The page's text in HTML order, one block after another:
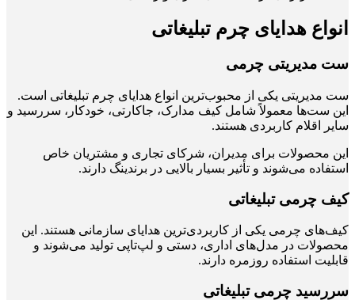
انواع هدایای چرم تبلیغاتی
ست مدیریتی چرمی
ست مدیریتی یکی از محبوب‌ترین انواع هدایای چرم تبلیغاتی است.
این ست‌ها معمولاً شامل کیف مدارک، جاکارتی، خودکار، سررسید و
سایر اقلام کاربردی هستند.
این محصولات برای مدیران، شرکای تجاری و مشتریان خاص
استفاده می‌شوند و تأثیر بسیار بالایی در برندینگ دارند.
کیف چرمی تبلیغاتی
کیف‌های چرمی یکی از کاربردی‌ترین هدایای سازمانی هستند. این
محصولات در مدل‌های اداری، دستی و لپ‌تاپی تولید می‌شوند و
قابلیت استفاده روزمره دارند.
سررسید چرمی تبلیغاتی